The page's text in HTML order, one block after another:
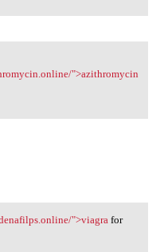
">azithromycin
">viagrafor